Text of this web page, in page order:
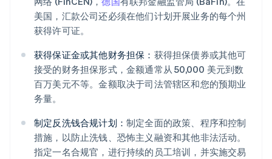
美国，汇款公司还必须在他们计划开展业务的每个州
获得许可证。
获得保证金或其他财务担保： 获得担保债券或其他可
接受的财务担保形式，金额通常从 50,000 美元到数
百万美元不等。金额取决于司法管辖区和您的预期业
务量。
制定反洗钱合规计划： 制定全面的政策、程序和控制
措施，以防止洗钱、恐怖主义融资和其他非法活动。
指定一名合规官，进行持续的员工培训，并实施交易